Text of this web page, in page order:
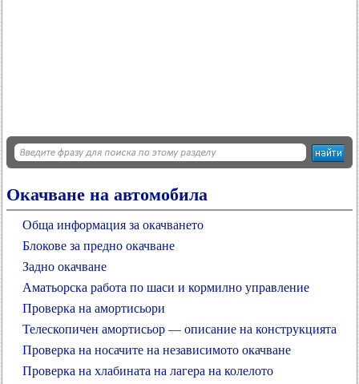
Окачване на автомобила
Обща информация за окачването
Блокове за предно окачване
Задно окачване
Аматьорска работа по шаси и кормилно управление
Проверка на амортисьори
Телескопичен амортисьор — описание на конструкцията
Проверка на носачите на независимото окачване
Проверка на хлабината на лагера на колелото